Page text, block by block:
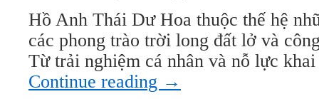
mến
Hồ Anh Thái Dư Hoa thuộc thế hệ
các phong trào trời long đất lở và
Từ trải nghiệm cá nhân và nỗ lực
Continue reading →